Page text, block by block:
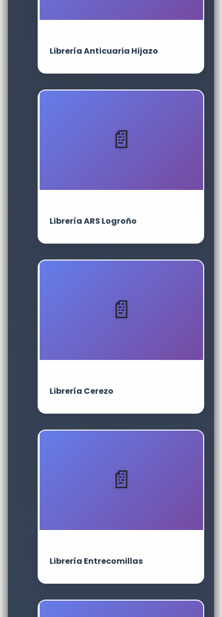
Librería Anticuaria Hijazo
Librería ARS Logroño
Librería Cerezo
Librería Entrecomillas